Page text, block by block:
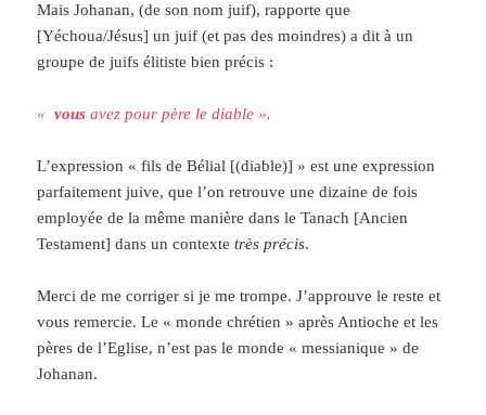
Mais Johanan, (de son nom juif), rapporte que
[Yéchoua/Jésus] un juif (et pas des moindres) a dit à un
groupe de juifs élitiste bien précis :
«vousavez pour père le diable ».
L’expression « fils de Bélial [(diable)] » est une expression
parfaitement juive, que l’on retrouve une dizaine de fois
employée de la même manière dans le Tanach [Ancien
Testament] dans un contextetrès précis.
Merci de me corriger si je me trompe. J’approuve le reste et
vous remercie. Le « monde chrétien » après Antioche et les
pères de l’Eglise, n’est pas le monde « messianique » de
Johanan.